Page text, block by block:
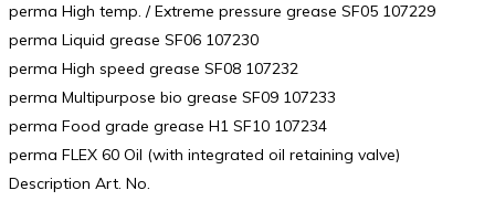
perma High temp. / Extreme pressure grease SF05 107229
perma Liquid grease SF06 107230
perma High speed grease SF08 107232
perma Multipurpose bio grease SF09 107233
perma Food grade grease H1 SF10 107234
perma FLEX 60 Oil (with integrated oil retaining valve)
Description Art. No.